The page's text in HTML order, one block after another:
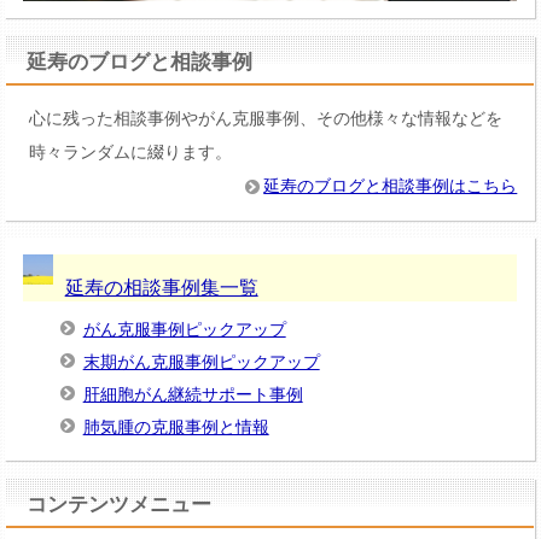
延寿のブログと相談事例
心に残った相談事例やがん克服事例、その他様々な情報などを
時々ランダムに綴ります。
延寿のブログと相談事例はこちら
延寿の相談事例集一覧
がん克服事例ピックアップ
末期がん克服事例ピックアップ
肝細胞がん継続サポート事例
肺気腫の克服事例と情報
コンテンツメニュー